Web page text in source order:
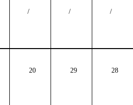
/ / /
20 29 28